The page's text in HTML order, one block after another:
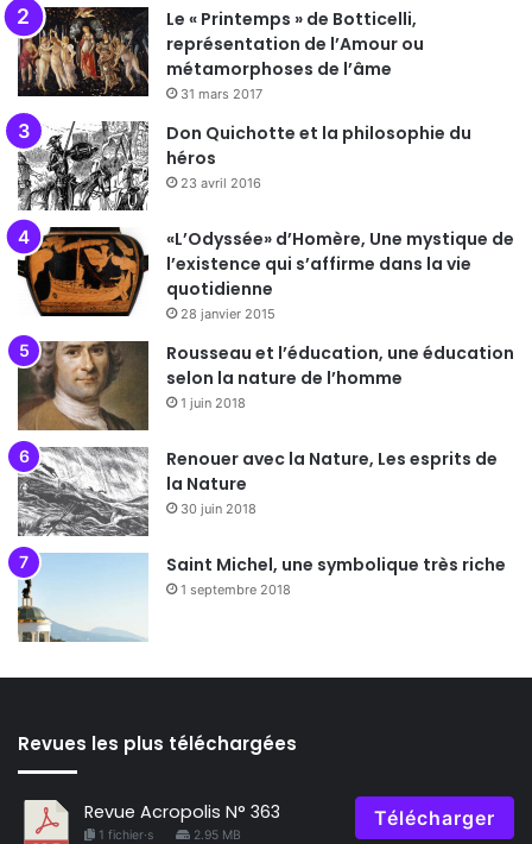
Le « Printemps » de Botticelli,
représentation de l’Amour ou
métamorphoses de l’âme
31 mars 2017
Don Quichotte et la philosophie du
héros
23 avril 2016
«L’Odyssée» d’Homère, Une mystique de
l’existence qui s’affirme dans la vie
quotidienne
28 janvier 2015
Rousseau et l’éducation, une éducation
selon la nature de l’homme
1 juin 2018
Renouer avec la Nature, Les esprits de
la Nature
30 juin 2018
Saint Michel, une symbolique très riche
1 septembre 2018
Revues les plus téléchargées
Revue Acropolis N° 363
1 fichier·s 2.95 MB
Télécharger